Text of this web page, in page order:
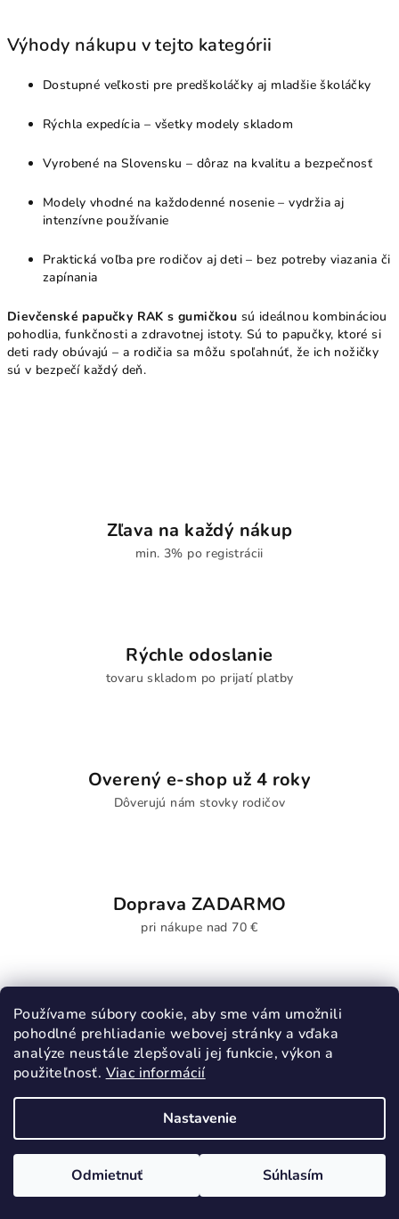
Používame súbory cookie, aby sme vám umožnili
pohodlné prehliadanie webovej stránky a vďaka
analýze neustále zlepšovali jej funkcie, výkon a
použiteľnosť. Viac informácií
Nastavenie
Odmietnuť Súhlasím
Výhody nákupu v tejto kategórii
Dostupné veľkosti pre predškoláčky aj mladšie školáčky
Rýchla expedícia – všetky modely skladom
Vyrobené na Slovensku – dôraz na kvalitu a bezpečnosť
Modely vhodné na každodenné nosenie – vydržia aj
intenzívne používanie
Praktická voľba pre rodičov aj deti – bez potreby viazania či
zapínania
Dievčenské papučky RAK s gumičkou sú ideálnou kombináciou
pohodlia, funkčnosti a zdravotnej istoty. Sú to papučky, ktoré si
deti rady obúvajú – a rodičia sa môžu spoľahnúť, že ich nožičky
sú v bezpečí každý deň.
Zľava na každý nákup
min. 3% po registrácii
Rýchle odoslanie
tovaru skladom po prijatí platby
Overený e-shop už 4 roky
Dôverujú nám stovky rodičov
Doprava ZADARMO
pri nákupe nad 70 €
Odoberať newsletter
Email
Prihlásiť sa